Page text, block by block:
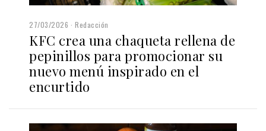
27/03/2026 Redacción
KFC crea una chaqueta rellena de
pepinillos para promocionar su
nuevo menú inspirado en el
encurtido